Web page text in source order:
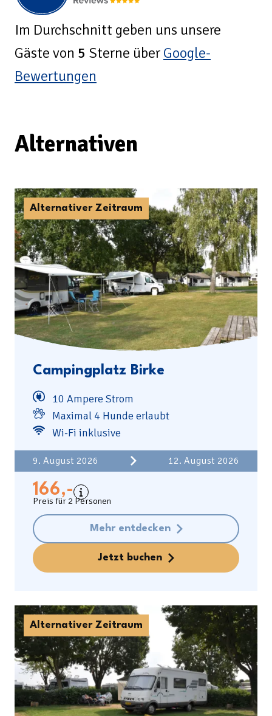
Mein de Meeuw
Alternativer Zeitraum
Campingplatz Birke
10 Ampere Strom
Maximal 4 Hunde erlaubt
Wi-Fi inklusive
9. August 2026 12. August 2026
166,-
2 Personen
Kosten der Unterkunft
Kaution
Zugangsschlüssel € 20
Preis für 2 Personen
Mehr entdecken
Jetzt buchen
Alternativer Zeitraum
Im Durchschnitt geben uns unsere
Gäste von 5 Sterne über Google-
Bewertungen
Alternativen